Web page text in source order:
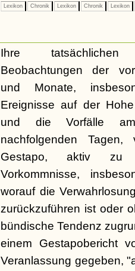
Lexikon Chronik Lexikon Chronik Lexikon
Ihre
Beobachtungen der
und Monate,
Ereignisse auf der
und die Vorfälle
nachfolgenden
Gestapo, aktiv zu
Vorkommnisse,
worauf die
zurückzuführen ist oder
bündische Tendenz
einem Gestapobericht
Veranlassung gegeben,